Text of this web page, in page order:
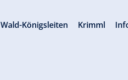
Wald-Königsleiten Krimml